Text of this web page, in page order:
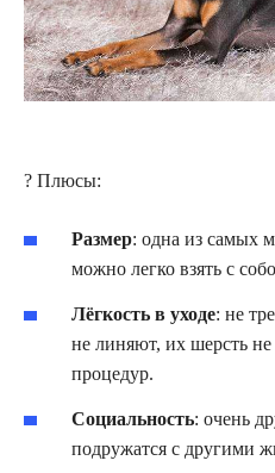
? Плюсы:
Размер: одна из самых
можно легко взять с
Лёгкость в уходе: не
не линяют, их шерсть не
процедур.
Социальность: очень
подружатся с другими